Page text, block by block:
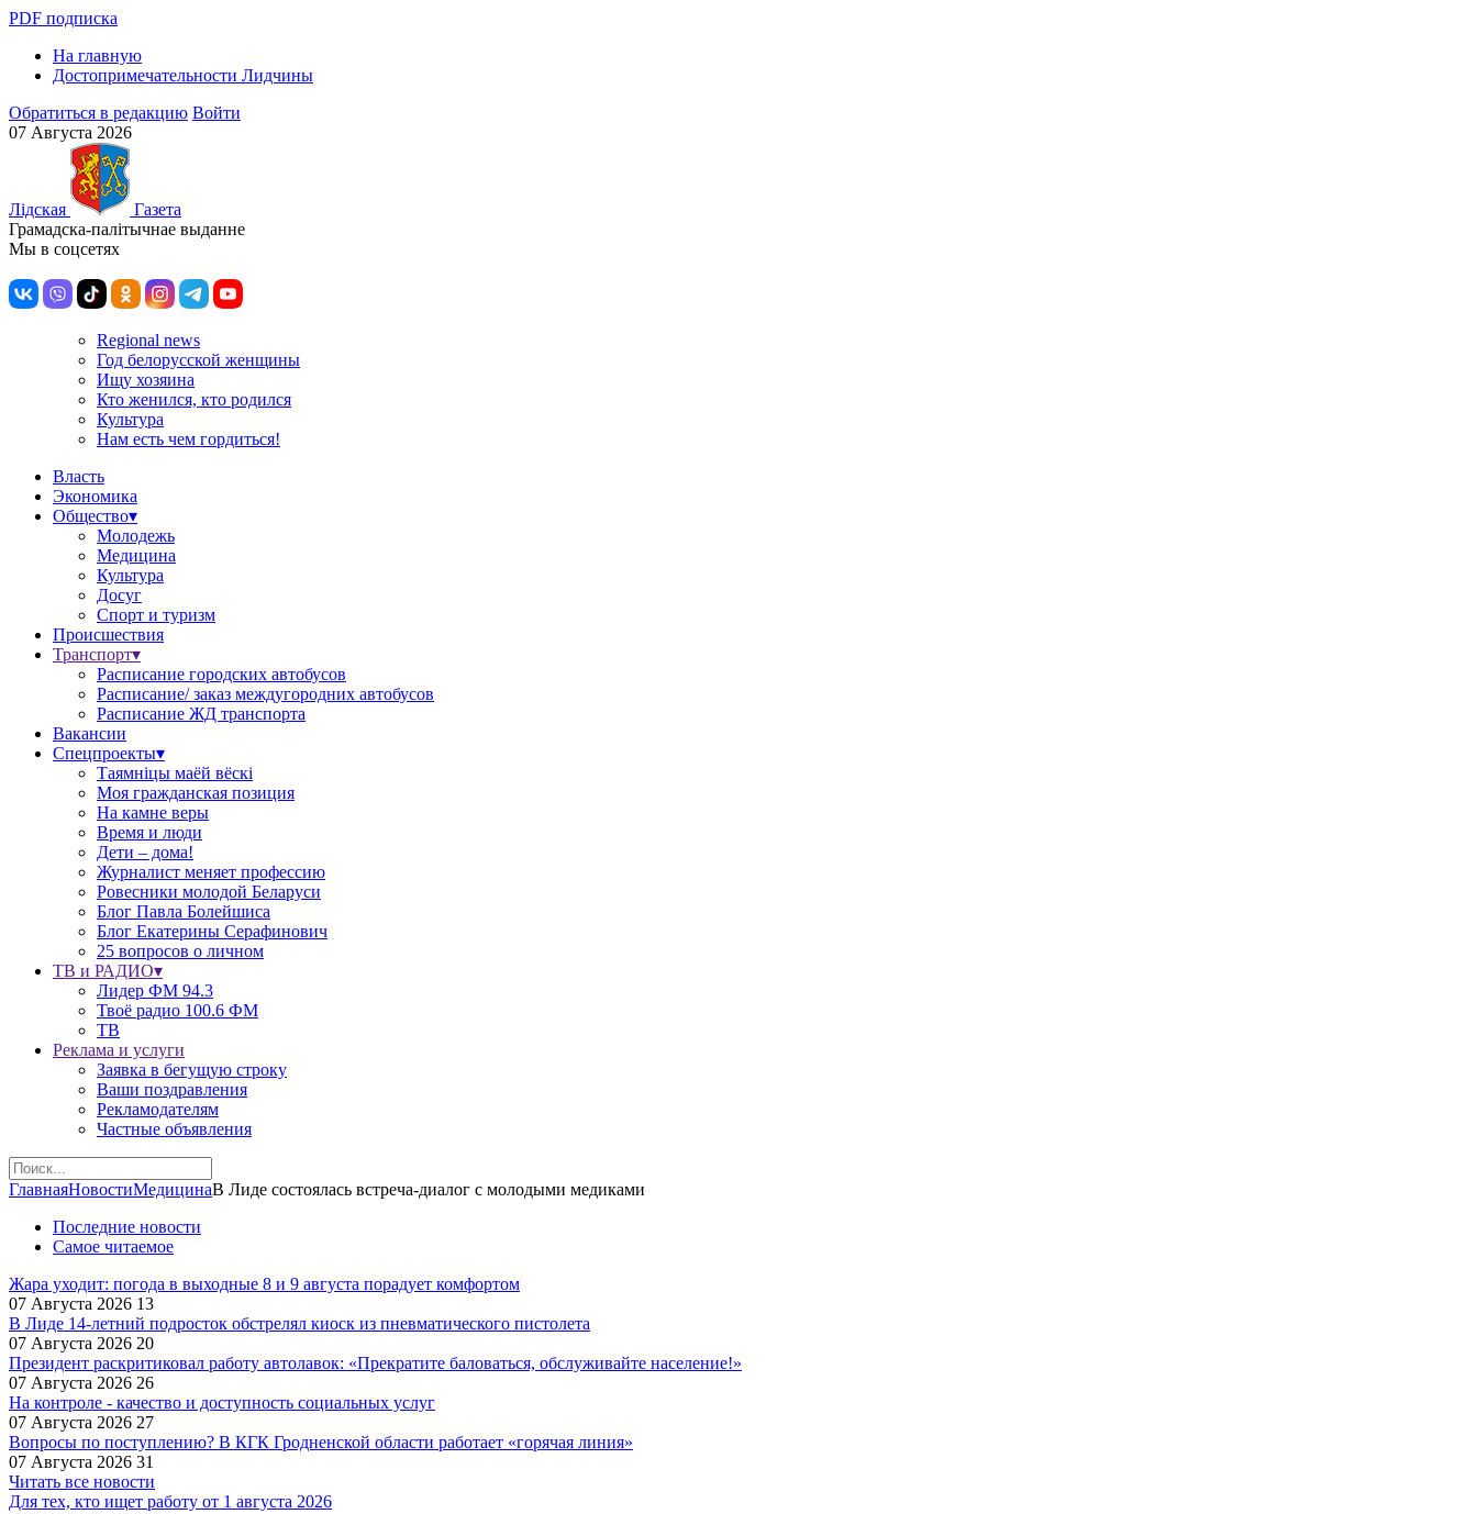
PDF подписка
На главную
Достопримечательности Лидчины
Обратиться в редакцию Войти
07 Августа 2026
Лiдская
Газета
Грамадска-палiтычнае выданне
Мы в соцсетях
Regional news
Год белорусской женщины
Ищу хозяина
Кто женился, кто родился
Культура
Нам есть чем гордиться!
Власть
Экономика
Общество▾
Молодежь
Медицина
Культура
Досуг
Спорт и туризм
Происшествия
Транспорт▾
Расписание городских автобусов
Расписание/ заказ междугородних автобусов
Расписание ЖД транспорта
Вакансии
Спецпроекты▾
Таямніцы маёй вёскі
Моя гражданская позиция
На камне веры
Время и люди
Дети – дома!
Журналист меняет профессию
Ровесники молодой Беларуси
Блог Павла Болейшиса
Блог Екатерины Серафинович
25 вопросов о личном
ТВ и РАДИО▾
Лидер ФМ 94.3
Твоё радио 100.6 ФМ
ТВ
Реклама и услуги
Заявка в бегущую строку
Ваши поздравления
Рекламодателям
Частные объявления
ГлавнаяНовостиМедицинаВ Лиде состоялась встреча-диалог с молодыми медиками
Последние новости
Самое читаемое
Жара уходит: погода в выходные 8 и 9 августа порадует комфортом
07 Августа 2026 13
В Лиде 14-летний подросток обстрелял киоск из пневматического пистолета
07 Августа 2026 20
Президент раскритиковал работу автолавок: «Прекратите баловаться, обслуживайте население!»
07 Августа 2026 26
На контроле - качество и доступность социальных услуг
07 Августа 2026 27
Вопросы по поступлению? В КГК Гродненской области работает «горячая линия»
07 Августа 2026 31
Читать все новости
Для тех, кто ищет работу от 1 августа 2026